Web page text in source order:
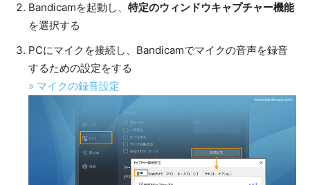
Bandicamを起動し、 特定のウィンドウキャプチャー機能
を選択する
PCにマイクを接続し、Bandicamでマイクの音声を録音
するための設定をする
» マイクの録音設定